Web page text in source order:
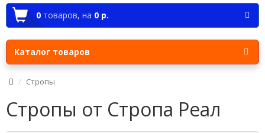
0 товаров, на 0 р.
Каталог товаров
Стропы
Стропы от Стропа Реал